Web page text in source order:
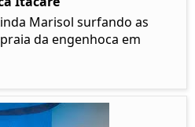
Marisol surfando as
da engenhoca em